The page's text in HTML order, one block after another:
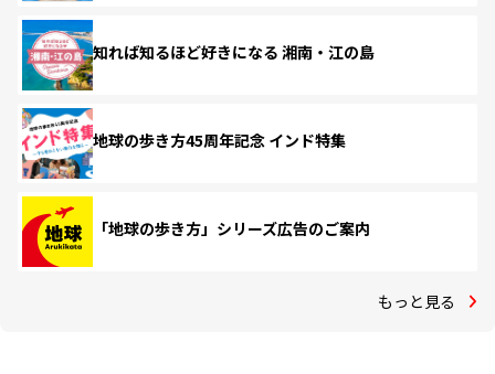
知れば知るほど好きになる 湘南・江の島
地球の歩き方45周年記念 インド特集
「地球の歩き方」シリーズ広告のご案内
もっと見る